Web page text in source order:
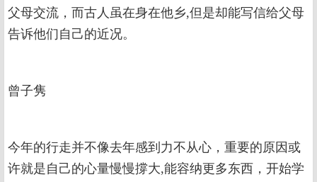
父母交流，而古人虽在身在他乡,但是却能写信给父母
告诉他们自己的近况。
曾子隽
今年的行走并不像去年感到力不从心，重要的原因或
许就是自己的心量慢慢撐大,能容纳更多东西，开始学